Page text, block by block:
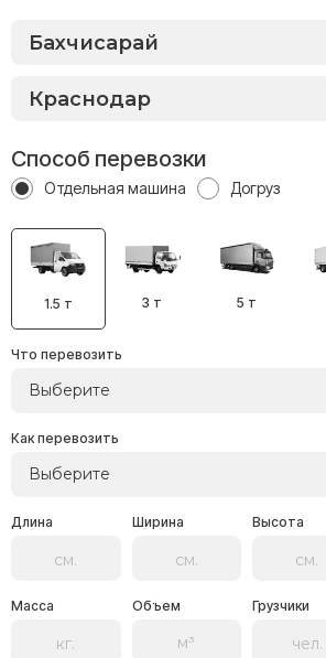
Способ перевозки
Отдельная машина Догруз
1.5 т 3 т 5 т
Что перевозить
Выберите
Как перевозить
Выберите
Длина Ширина Высота
Масса Объем Грузчики